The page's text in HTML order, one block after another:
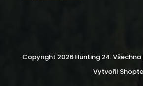
Vytvořil
Copyright 2026 Hunting 24.